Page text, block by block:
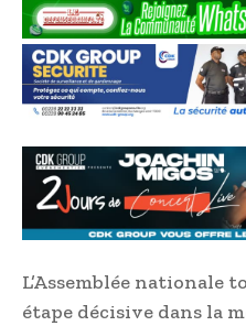
L’Assemblée nationale
étape décisive dans la